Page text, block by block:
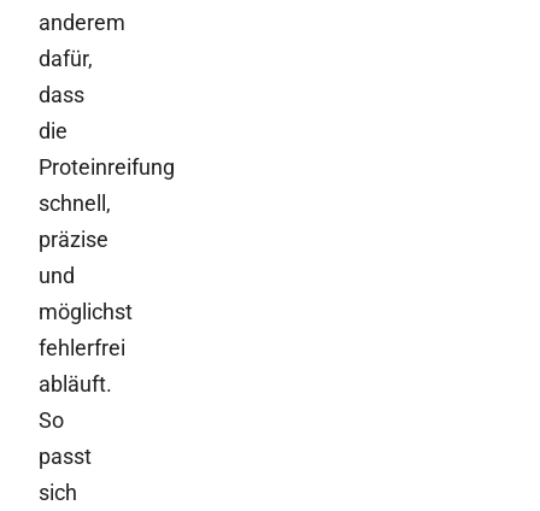
anderem
dafür,
dass
die
Proteinreifung
schnell,
präzise
und
möglichst
fehlerfrei
abläuft.
So
passt
sich